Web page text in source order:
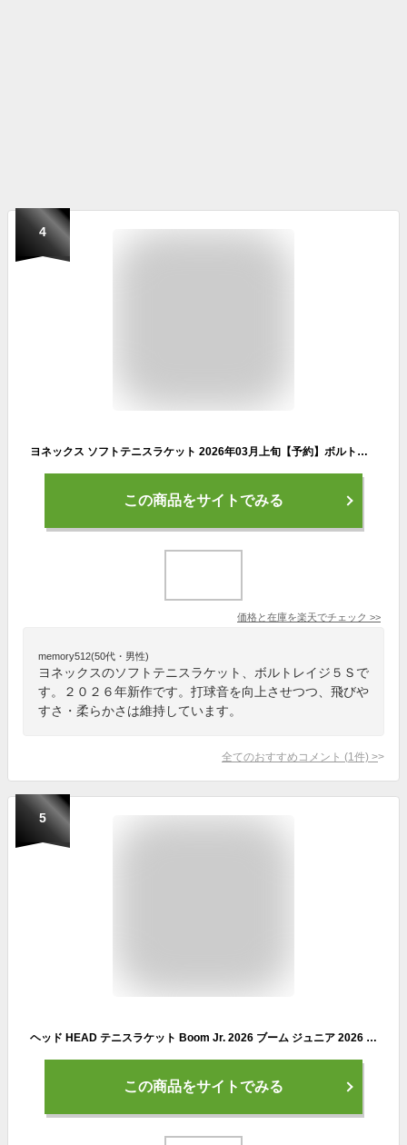
4
ヨネックス ソフトテニスラケット 2026年03月上旬【予約】ボルトレイジ5S VOLTRAGE 5V 02VR5S
この商品をサイトでみる
価格と在庫を楽天でチェック >>
memory512(50代・男性)
ヨネックスのソフトテニスラケット、ボルトレイジ５Ｓで
す。２０２６年新作です。打球音を向上させつつ、飛びや
すさ・柔らかさは維持しています。
全てのおすすめコメント (1 件) >
5
ヘッド HEAD テニスラケット Boom Jr. 2026 ブーム ジュニア 2026 232256 4月中旬発売予定※予約
この商品をサイトでみる